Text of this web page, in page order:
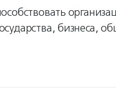
бизнеса,